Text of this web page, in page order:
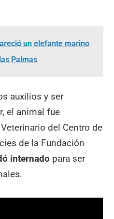
un elefante marino
Palmas
auxilios y ser
el animal fue
del Centro de
de la Fundación
internado para ser